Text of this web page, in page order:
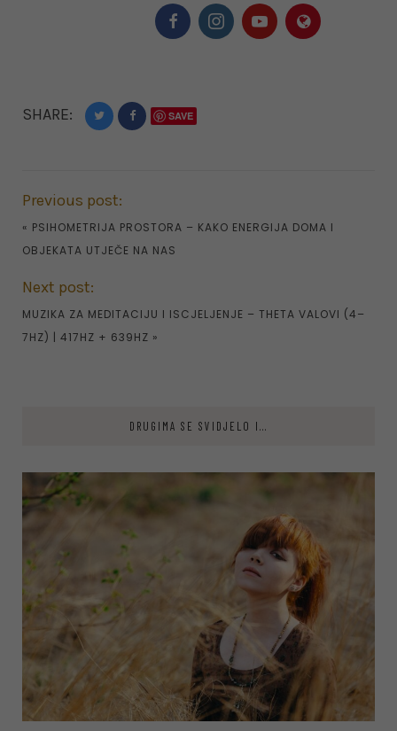
SHARE: SAVE
Previous post:
« PSIHOMETRIJA PROSTORA – KAKO ENERGIJA DOMA I
OBJEKATA UTJEČE NA NAS
Next post:
MUZIKA ZA MEDITACIJU I ISCJELJENJE – THETA VALOVI (4–
7HZ) | 417HZ + 639HZ »
DRUGIMA SE SVIDJELO I...